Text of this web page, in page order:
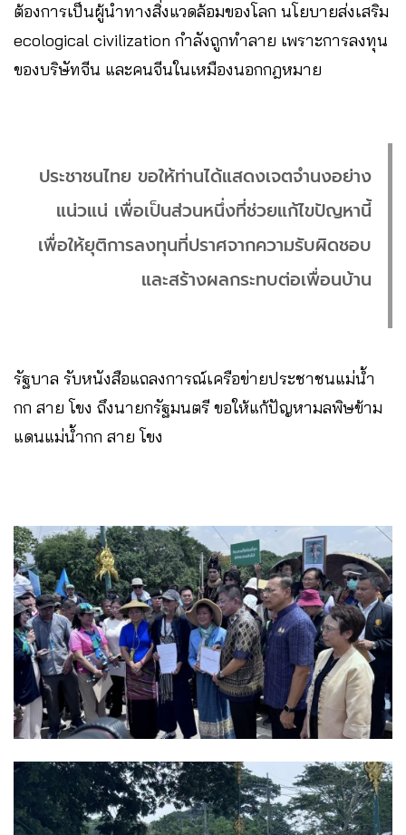
ต้องการเป็นผู้นำทางสิ่งแวดล้อมของโลก นโยบายส่งเสริม
ecological civilization กำลังถูกทำลาย เพราะการลงทุน
ของบริษัทจีน และคนจีนในเหมืองนอกกฎหมาย
ประชาชนไทย ขอให้ท่านได้แสดงเจตจำนงอย่าง
แน่วแน่ เพื่อเป็นส่วนหนึ่งที่ช่วยแก้ไขปัญหานี้
เพื่อให้ยุติการลงทุนที่ปราศจากความรับผิดชอบ
และสร้างผลกระทบต่อเพื่อนบ้าน
รัฐบาล รับหนังสือแถลงการณ์เครือข่ายประชาชนแม่น้ำ
กก สาย โขง ถึงนายกรัฐมนตรี ขอให้แก้ปัญหามลพิษข้าม
แดนแม่น้ำกก สาย โขง